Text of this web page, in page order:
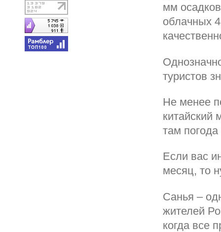
мм
облачных
туристов
Не менее
китайский
там
Если вас
месяц, то
Санья –
жителей
когда все